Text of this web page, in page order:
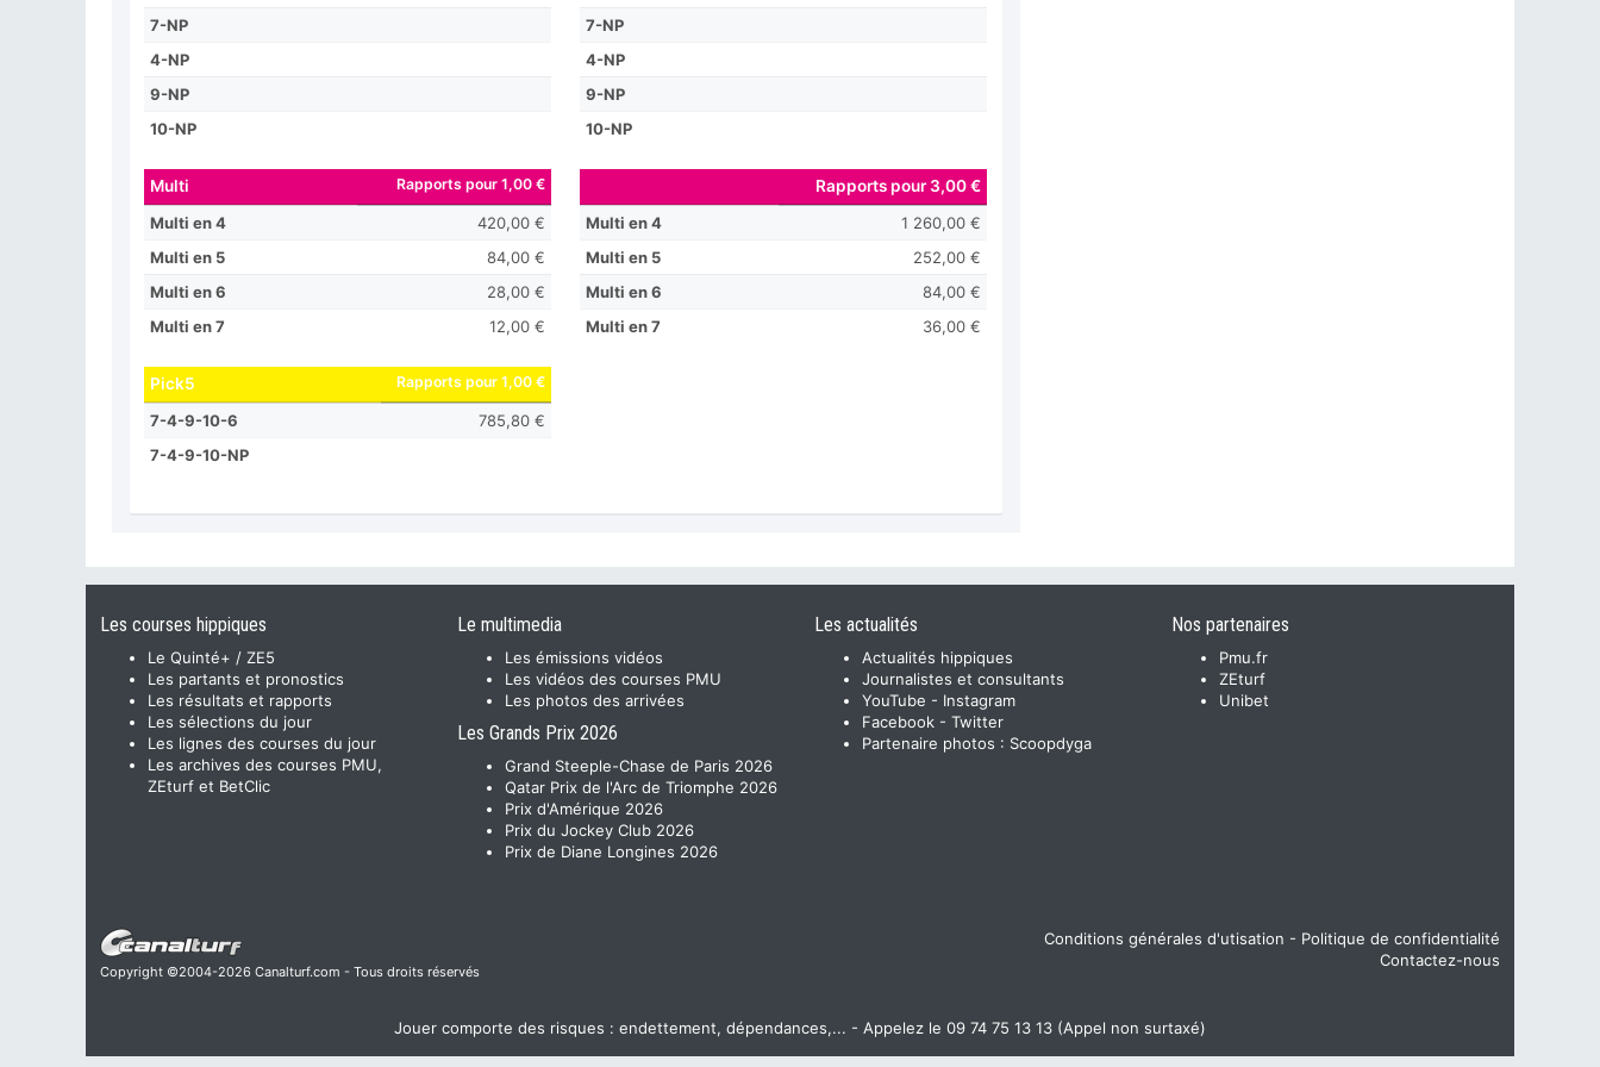
7-NP
4-NP
9-NP
10-NP
7-NP
4-NP
9-NP
10-NP
Multi Rapports pour 1,00 €
Multi en 4
420,00 €
Multi en 5
84,00 €
Multi en 6
28,00 €
Multi en 7
12,00 €
Rapports pour 3,00 €
Multi en 4
1 260,00 €
Multi en 5
252,00 €
Multi en 6
84,00 €
Multi en 7
36,00 €
Pick5 Rapports pour 1,00 €
7-4-9-10-6
785,80 €
7-4-9-10-NP
Les courses hippiques
Le Quinté+ / ZE5
Les partants et pronostics
Les résultats et rapports
Les sélections du jour
Les lignes des courses du jour
Les archives des courses PMU,
ZEturf et BetClic
Le multimedia
Les émissions vidéos
Les vidéos des courses PMU
Les photos des arrivées
Les Grands Prix 2026
Grand Steeple-Chase de Paris 2026
Qatar Prix de l'Arc de Triomphe 2026
Prix d'Amérique 2026
Prix du Jockey Club 2026
Prix de Diane Longines 2026
Les actualités
Actualités hippiques
Journalistes et consultants
YouTube - Instagram
Facebook - Twitter
Partenaire photos : Scoopdyga
Nos partenaires
Pmu.fr
ZEturf
Unibet
Copyright ©2004-2026 Canalturf.com - Tous droits réservés
Conditions générales d'utisation - Politique de confidentialité
Contactez-nous
Jouer comporte des risques : endettement, dépendances,... - Appelez le 09 74 75 13 13 (Appel non surtaxé)